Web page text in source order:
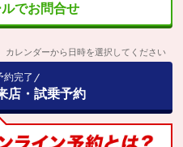
ルでお問合せ
カレンダーから日時を選択してください
約完了
店・試乗予約